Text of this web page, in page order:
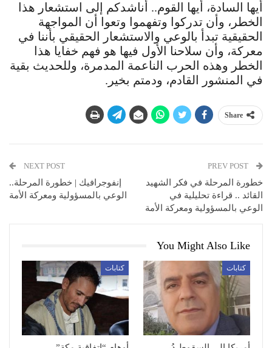
أيها السادة، أيها القوم.. أناشدكم إلى استشعار هذا
الخطر، وأن تدركوا وتفهموا وتعوا أن المواجهة
الحقيقية تبدأ بالوعي والاستشعار الحقيقي بأننا في
معركة، وأن سلاحنا الأول فيها هو فهم خفايا هذا
الخطر وهذه الحرب الناعمة المدمرة، وللحديث بقية
في المنشور القادم، ودمتم بخير.
Share
خطورة المرحلة في فكر الشهيد
القائد .. قراءة تحليلية في
الوعي بالمسؤولية ومعركة الأمة
NEXT POST
إنفوجرافيك | خطورة المرحلة..
الوعي بالمسؤولية ومعركة الأمة
You Might Also Like
كتابات كتابات